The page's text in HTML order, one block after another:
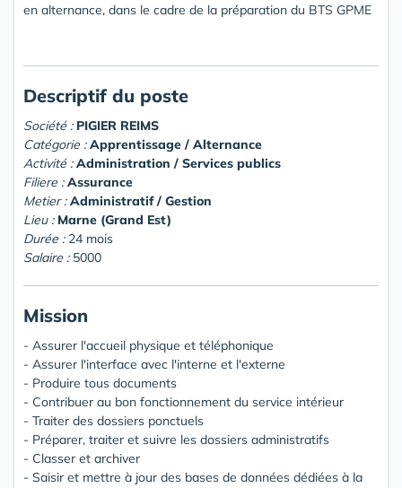
en alternance, dans le cadre de la préparation du BTS GPME
Descriptif du poste
Société : PIGIER REIMS
Catégorie :Apprentissage / Alternance
Activité :Administration / Services publics
Filiere :Assurance
Metier :Administratif / Gestion
Lieu : Marne (Grand Est)
Durée : 24 mois
Salaire : 5000
Mission
- Assurer l'accueil physique et téléphonique
- Assurer l'interface avec l'interne et l'externe
- Produire tous documents
- Contribuer au bon fonctionnement du service intérieur
- Traiter des dossiers ponctuels
- Préparer, traiter et suivre les dossiers administratifs
- Classer et archiver
- Saisir et mettre à jour des bases de données dédiées à la